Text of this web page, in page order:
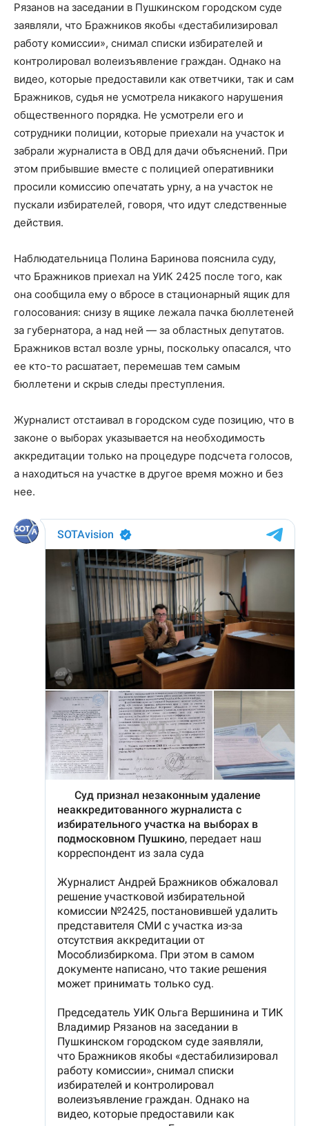
Рязанов на заседании в Пушкинском городском суде
заявляли, что Бражников якобы «дестабилизировал
работу комиссии», снимал списки избирателей и
контролировал волеизъявление граждан. Однако на
видео, которые предоставили как ответчики, так и сам
Бражников, судья не усмотрела никакого нарушения
общественного порядка. Не усмотрели его и
сотрудники полиции, которые приехали на участок и
забрали журналиста в ОВД для дачи объяснений. При
этом прибывшие вместе с полицией оперативники
просили комиссию опечатать урну, а на участок не
пускали избирателей, говоря, что идут следственные
действия.
Наблюдательница Полина Баринова пояснила суду,
что Бражников приехал на УИК 2425 после того, как
она сообщила ему о вбросе в стационарный ящик для
голосования: снизу в ящике лежала пачка бюллетеней
за губернатора, а над ней — за областных депутатов.
Бражников встал возле урны, поскольку опасался, что
ее кто-то расшатает, перемешав тем самым
бюллетени и скрыв следы преступления.
Журналист отстаивал в городском суде позицию, что в
законе о выборах указывается на необходимость
аккредитации только на процедуре подсчета голосов,
а находиться на участке в другое время можно и без
нее.